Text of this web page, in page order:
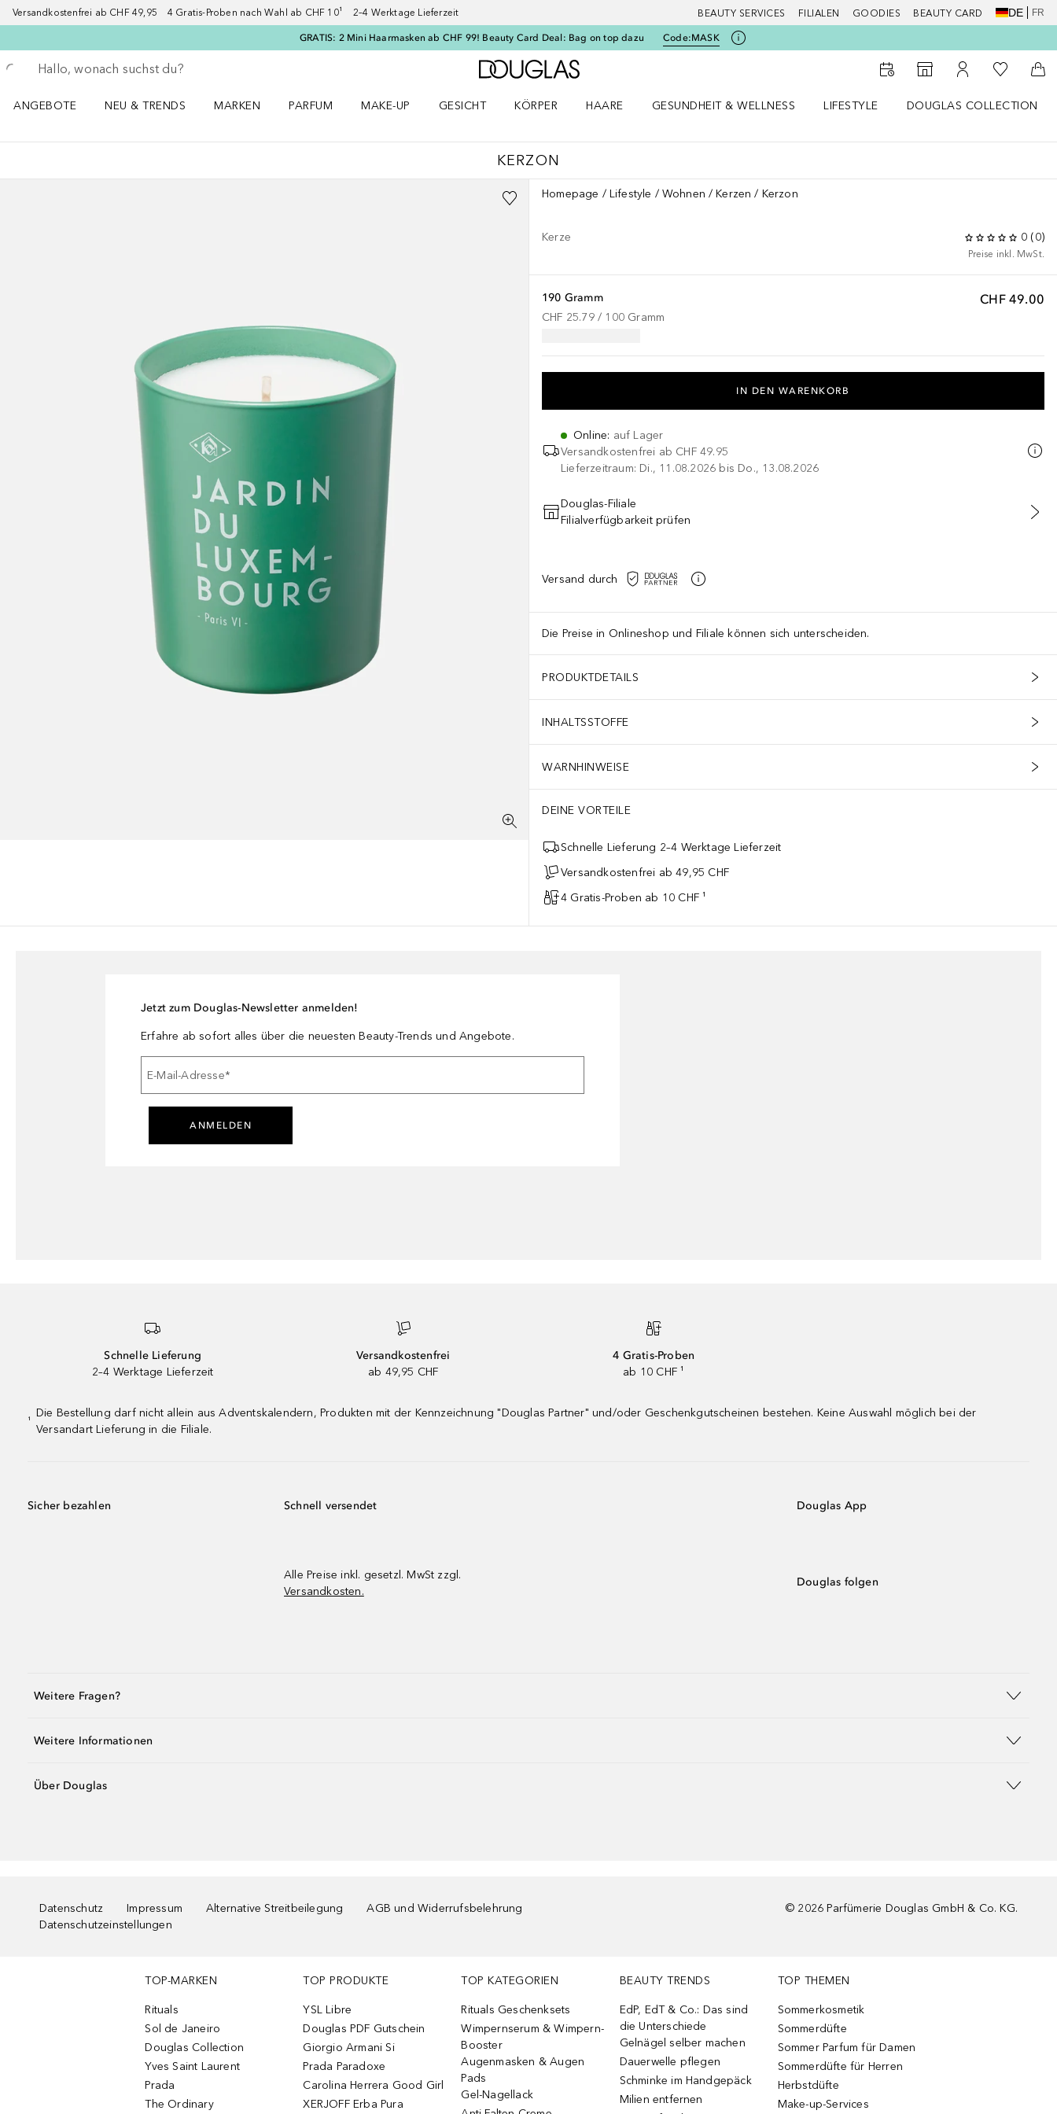
Versandkostenfrei ab CHF 49,95 4 Gratis-Proben nach Wahl ab CHF 10¹ 2–4 Werktage Lieferzeit BEAUTY SERVICES FILIALEN GOODIES BEAUTY CARD DE FR
GRATIS: 2 Mini Haarmasken ab CHF 99! Beauty Card Deal: Bag on top dazu Code:MASK
Gehe zurück
Suche ausführen
Zur Douglas Startseite
Zum Storefinder
Zu Meinem
Zu Meiner
ANGEBOTE
NEU & TRENDS
MARKEN
PARFUM
MAKE-UP
GESICHT
KÖRPER
HAARE
GESUNDHEIT & WELLNESS
LIFESTYLE
DOUGLAS COLLECTION
KERZON
Homepage Lifestyle Wohnen Kerzen Kerzon
Kerze 0 (0)
Preise inkl. MwSt.
CHF 49.00
190 Gramm
CHF 25.79 / 100 Gramm
IN DEN WARENKORB
Online: auf Lager
Versandkostenfrei ab CHF 49.95
Lieferzeitraum: Di., 11.08.2026 bis Do., 13.08.2026
Douglas-Filiale
Filialverfügbarkeit prüfen
Versand durch
Die Preise in Onlineshop und Filiale können sich unterscheiden.
PRODUKTDETAILS
INHALTSSTOFFE
WARNHINWEISE
DEINE VORTEILE
Schnelle Lieferung 2–4 Werktage Lieferzeit
Versandkostenfrei ab 49,95 CHF
4 Gratis-Proben ab 10 CHF ¹
Jetzt zum Douglas-Newsletter anmelden!
Erfahre ab sofort alles über die neuesten Beauty-Trends und Angebote.
E-Mail-Adresse*
ANMELDEN
Schnelle Lieferung
2–4 Werktage Lieferzeit
Versandkostenfrei
ab 49,95 CHF
4 Gratis-Proben
ab 10 CHF ¹
¹
Die Bestellung darf nicht allein aus Adventskalendern, Produkten mit der Kennzeichnung "Douglas Partner" und/oder Geschenkgutscheinen bestehen. Keine Auswahl möglich bei der
Versandart Lieferung in die Filiale.
Sicher bezahlen Schnell versendet
Alle Preise inkl. gesetzl. MwSt zzgl.
Versandkosten.
Douglas App
Douglas folgen
Weitere Fragen?
Weitere Informationen
Über Douglas
Datenschutz Impressum Alternative Streitbeilegung
AGB und Widerrufsbelehrung
Datenschutzeinstellungen
© 2026 Parfümerie Douglas GmbH & Co. KG.
TOP-MARKEN
Rituals
Sol de Janeiro
Douglas Collection
Yves Saint Laurent
Prada
The Ordinary
TOP PRODUKTE
YSL Libre
Douglas PDF Gutschein
Giorgio Armani Si
Prada Paradoxe
Carolina Herrera Good Girl
XERJOFF Erba Pura
TOP KATEGORIEN
Rituals Geschenksets
Wimpernserum & Wimpern-
Booster
Augenmasken & Augen
Pads
Gel-Nagellack
BEAUTY TRENDS
EdP, EdT & Co.: Das sind
die Unterschiede
Gelnägel selber machen
Dauerwelle pflegen
Schminke im Handgepäck
Milien entfernen
TOP THEMEN
Sommerkosmetik
Sommerdüfte
Sommer Parfum für Damen
Sommerdüfte für Herren
Herbstdüfte
Make-up-Services